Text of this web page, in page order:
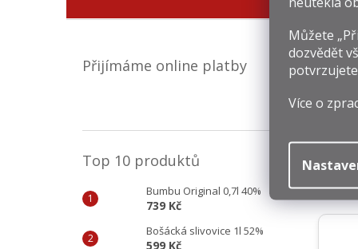
Můžete
dozvědět
Více o
Přijímáme online platby
Top 10 produktů
Bumbu Original 0,7l 40%
739 Kč
Bošácká slivovice 1l 52%
599 Kč